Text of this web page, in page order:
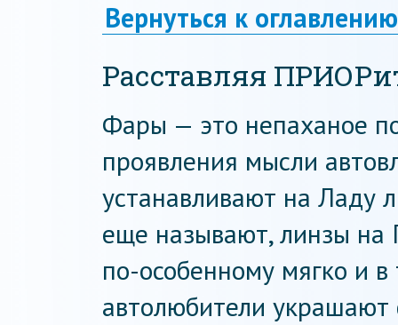
Вернуться к оглавлению
Расставляя
Фары — это непаханое
проявления мысли
устанавливают на Ладу
еще называют, линзы на
по-особенному мягко и
автолюбители